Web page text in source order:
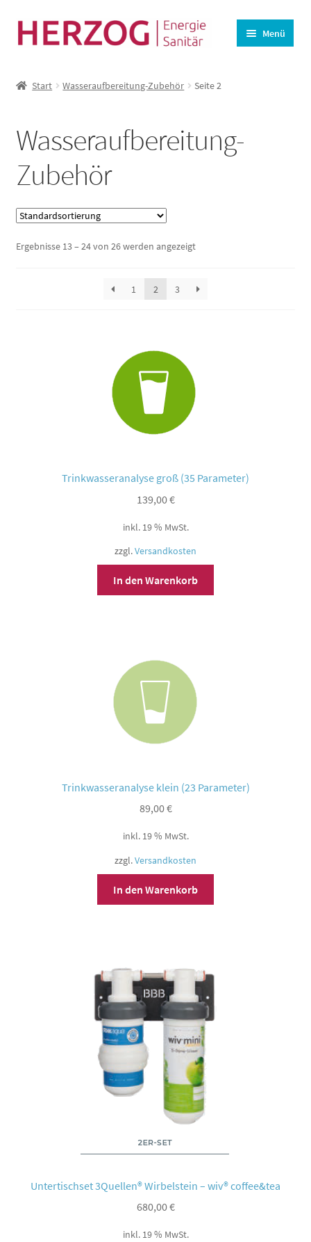
Zur
Navigation
Zum
Inhalt
Menü
BHKW-Ersatzteile
Angebote
Kasse
Warenkorb
Start Wasseraufbereitung-Zubehör Seite 2
Wasseraufbereitung-
Zubehör
Ergebnisse 13 – 24 von 26 werden angezeigt
1 2 3
Trinkwasseranalyse groß (35 Parameter)
139,00€
inkl. 19 % MwSt.
zzgl.Versandkosten
In den Warenkorb
Trinkwasseranalyse klein (23 Parameter)
89,00€
inkl. 19 % MwSt.
zzgl.Versandkosten
In den Warenkorb
Untertischset 3Quellen® Wirbelstein – wiv® coffee&tea
680,00€
inkl. 19 % MwSt.